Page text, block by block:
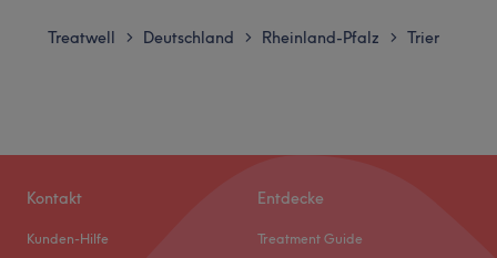
Treatwell > Deutschland > Rheinland-Pfalz > Trier
Kontakt
Kunden-Hilfe
Entdecke
Treatment Guide